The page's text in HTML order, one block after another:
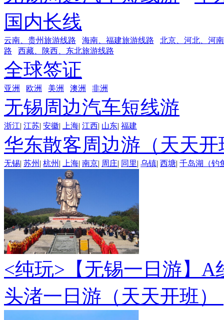
国内长线
云南、贵州旅游线路 海南、福建旅游线路
北京、河北、河
路
西藏、陕西、东北旅游线路
全球签证
亚洲 欧洲 美洲 澳洲 非洲
无锡周边汽车短线游
浙江| 江苏| 安徽| 上海| 江西| 山东| 福建
华东散客周边游（天天开
无锡| 苏州 | 杭州 | 上海| 南京| 周庄| 同里| 乌镇| 西塘| 千岛湖（钓
<纯玩> 【无锡一日游】
头渚一日游（天天开班）